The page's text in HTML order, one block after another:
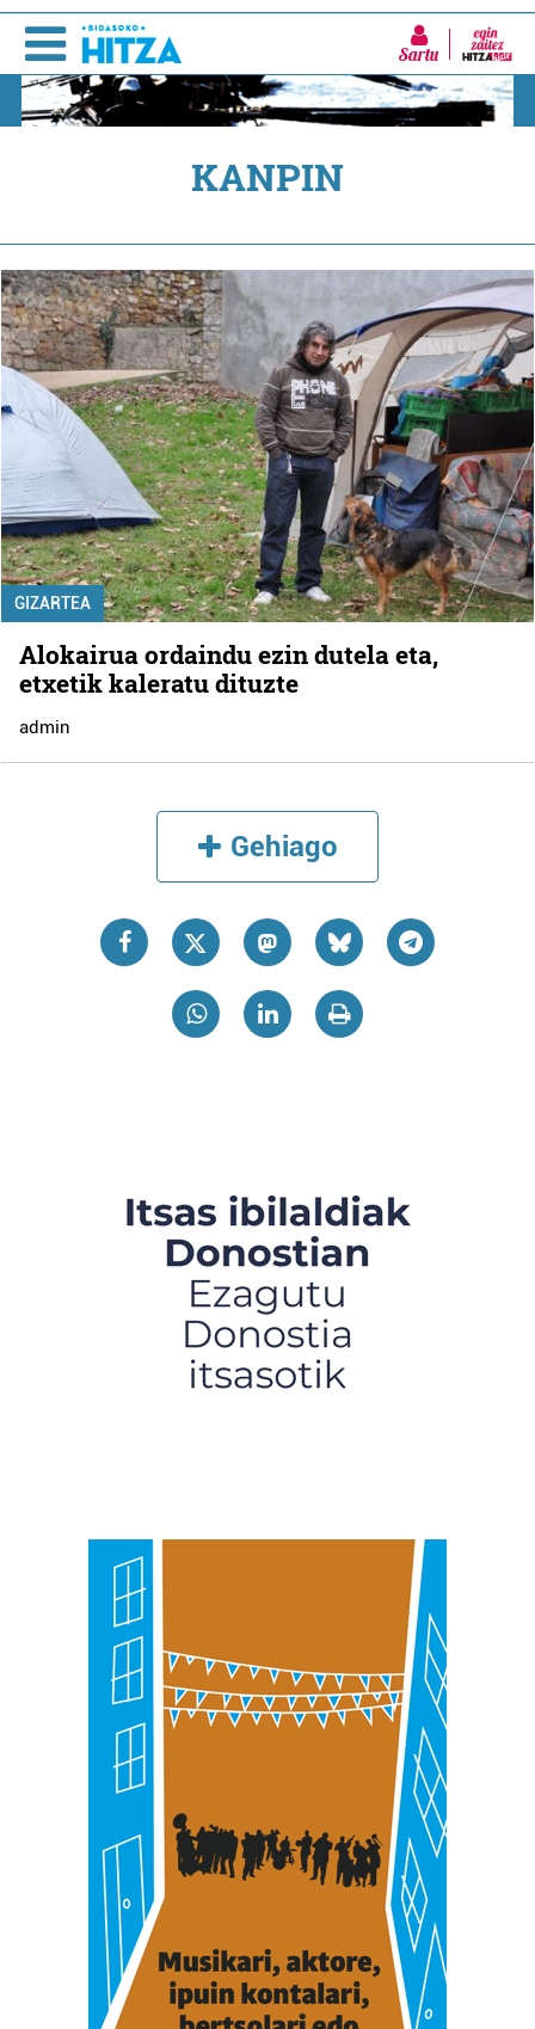
Sartu
KANPIN
GIZARTEA
Alokairua ordaindu ezin dutela eta,
etxetik kaleratu dituzte
admin
Gehiago